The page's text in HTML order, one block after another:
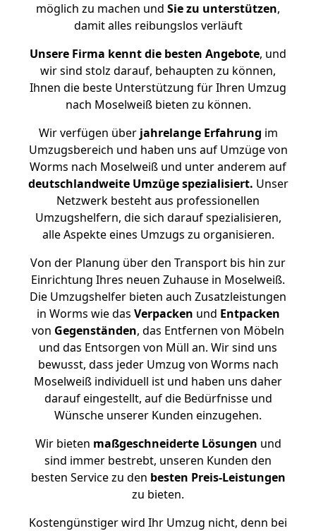
möglich zu machen und Sie zu unterstützen,
damit alles reibungslos verläuft
Unsere Firma kennt die besten Angebote, und
wir sind stolz darauf, behaupten zu können,
Ihnen die beste Unterstützung für Ihren Umzug
nach Moselweiß bieten zu können.
Wir verfügen überjahrelange Erfahrung im
Umzugsbereich und haben uns auf Umzüge von
Worms nach Moselweiß und unter anderem auf
deutschlandweite Umzüge spezialisiert. Unser
Netzwerk besteht aus professionellen
Umzugshelfern, die sich darauf spezialisieren,
alle Aspekte eines Umzugs zu organisieren.
Von der Planung über den Transport bis hin zur
Einrichtung Ihres neuen Zuhause in Moselweiß.
Die Umzugshelfer bieten auch Zusatzleistungen
in Worms wie das Verpacken und Entpacken
von Gegenständen, das Entfernen von Möbeln
und das Entsorgen von Müll an. Wir sind uns
bewusst, dass jeder Umzug von Worms nach
Moselweiß individuell ist und haben uns daher
darauf eingestellt, auf die Bedürfnisse und
Wünsche unserer Kunden einzugehen.
Wir bieten maßgeschneiderte Lösungen und
sind immer bestrebt, unseren Kunden den
besten Service zu den besten Preis-Leistungen
zu bieten.
Kostengünstiger wird Ihr Umzug nicht, denn bei